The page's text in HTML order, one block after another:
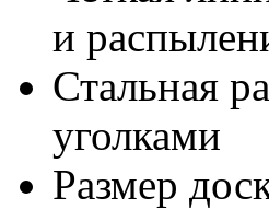
и
Стальная
уголками
Размер